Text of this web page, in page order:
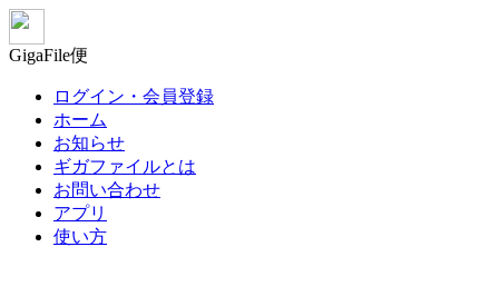
GigaFile便
ログイン・会員登録
ホーム
お知らせ
ギガファイルとは
お問い合わせ
アプリ
使い方